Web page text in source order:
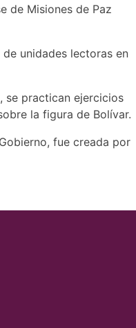
de Misiones de Paz
unidades lectoras en
se practican ejercicios
la figura de Bolívar.
fue creada por